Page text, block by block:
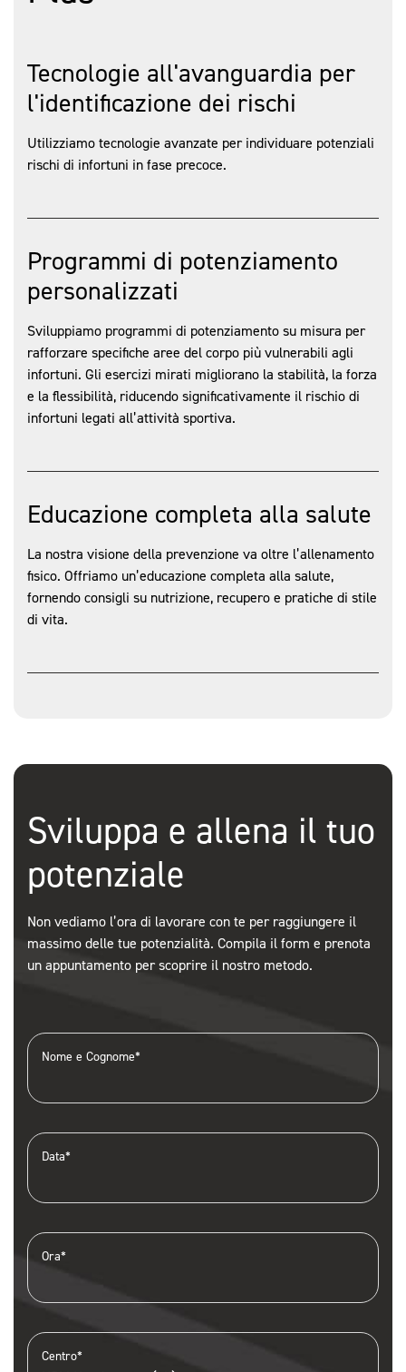
Tecnologie all'avanguardia per
l'identificazione dei rischi
Utilizziamo tecnologie avanzate per individuare potenziali
rischi di infortuni in fase precoce.
Programmi di potenziamento
personalizzati
Sviluppiamo programmi di potenziamento su misura per
rafforzare specifiche aree del corpo più vulnerabili agli
infortuni. Gli esercizi mirati migliorano la stabilità, la forza
e la flessibilità, riducendo significativamente il rischio di
infortuni legati all’attività sportiva.
Educazione completa alla salute
La nostra visione della prevenzione va oltre l’allenamento
fisico. Offriamo un’educazione completa alla salute,
fornendo consigli su nutrizione, recupero e pratiche di stile
di vita.
Sviluppa e allena il tuo
potenziale
Non vediamo l’ora di lavorare con te per raggiungere il
massimo delle tue potenzialità. Compila il form e prenota
un appuntamento per scoprire il nostro metodo.
Nome e Cognome*
Data*
Ora*
Centro*